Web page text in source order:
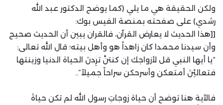
ولكن الحقيقة هي ما يلي (كما يوضح الدكتور عبد الله
رشدي) على صفحته بمنصة الفيس بوك:
​[[هذا الحديث لا يعارض القرآن، فالقران يبين أن الحديث صحيح
وأن سيدنا محمدا كان زاهداً هو وأهل بيته؛ قال الله تعالى:
“يا أيها النبي قل لأزواجك إن كنتنَّ ترِدنَ الحياة الدنيا وزينتها
فتعاليْنَ أمتعكن وأسرحكن سراحاً جميلاً”..
​فالآية هنا توضح أن حياة زوجاتِ رسول الله لم تكن حياةَ